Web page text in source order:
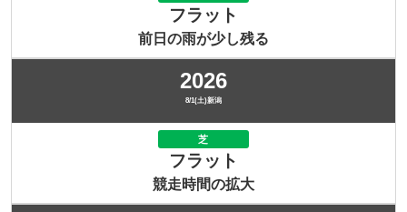
フラット
前日の雨が少し残る
2026
8/1(土)新潟
芝
フラット
競走時間の拡大